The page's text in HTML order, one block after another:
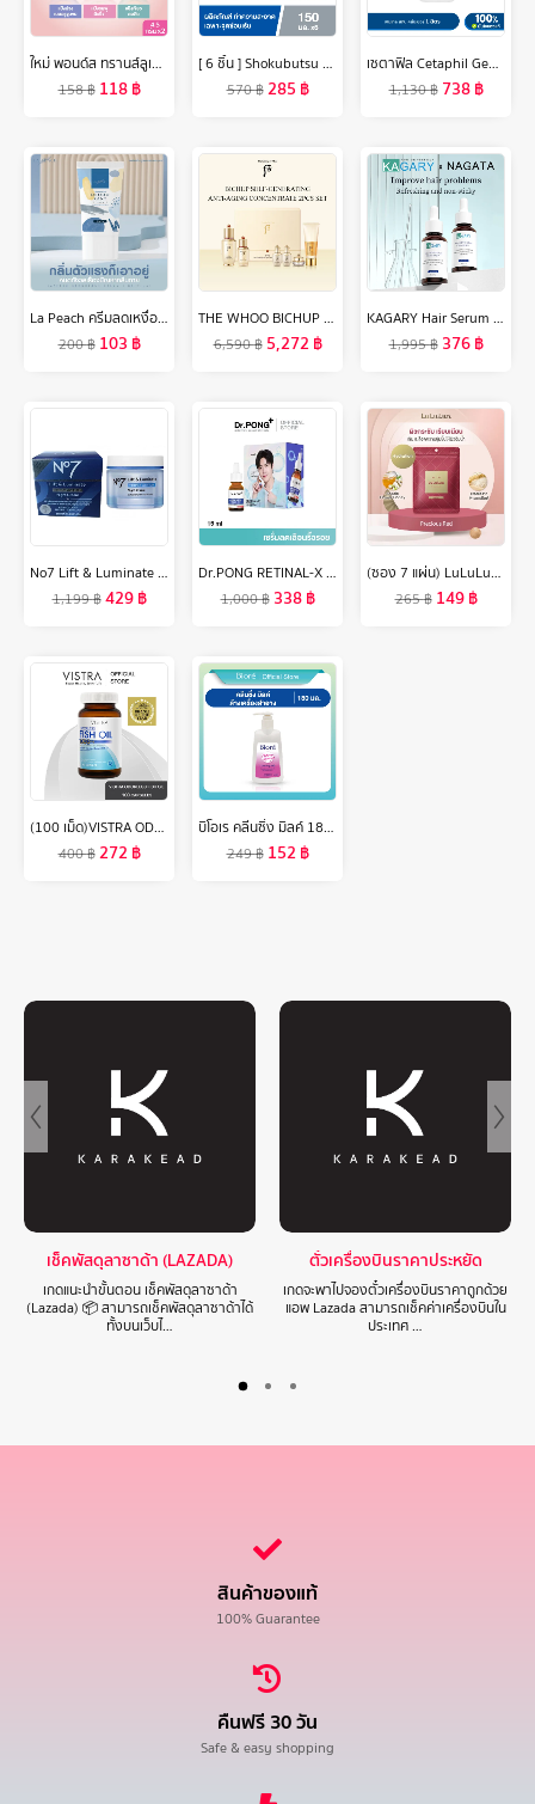
ใหม่ พอนด์ส ทรานส์ลูเซนท์ คอมแพค พาวเดอร์ (แป้งตลับ) แป้งฟิลเตอร์หน้าเป๊ะ คุมมันติดทน 12 ชม. ใช้ได้ทุกสีผิว 4.5ก แพ็คคู่ (เลือกสูตรด้านใน)
158฿ 118฿
[ 6 ชิ้น ] Shokubutsu ผลิตภัณฑ์ทำความสะอาดเฉพาะจุดซ่อนเร้น Feminine Cleansing สูตร Daily Gentle Care Shiso Extract & Aloe Vera 150 มล.
570฿285 ฿
เซตาฟิล Cetaphil Gentle Skin Cleanser เจลทำความสะอาดผิวหน้าและผิวกาย สำหรับผิวบอบบาง แพ้ง่าย และทุกสภาพผิว 1 Litre.
1,130฿ 738฿
La Peach ครีมลดเหงื่อ และระงับกลิ่นกาย กลิ่น Original LaPeach ลาพีช
200฿ 103 ฿
THE WHOO BICHUP ULTIMATE RECOVERY YOUTH SERUM SET
6,590฿ 5,272฿
KAGARY Hair Serum Multi-Peptide Serum For Hair Density 30ml เซรั่ม ลดผมร่วง เพิ่มผมใหม่ บำรุงผม เซรั่มบำรุงผม
1,995฿ 376฿
No7 Lift & Luminate Triple Action Night Cream 50ML นัมเบอร์เซเว่น ลิฟท์ แอนด์ ลูมิเนท ทริปเปิ้ล แอคชั่น ไนท์ ครีม 50มล.
1,199฿429฿
Dr.PONG RETINAL-X TIMELESS ANTI-AGING SERUM เซรั่มลดเลือนริ้วรอย
1,000฿ 338฿
(ซอง 7 แผ่น) LuLuLun Precious Moist Face mask ลูลูลูน แผ่นมาสก์หน้า สูตรผิวกระชับ อ่อนเยาว์ พรีเชียส มอยซ์
265฿ 149฿
(100 เม็ด)VISTRA ODORLESS FISH OIL 1000 MG (BOT- 100 CAPS) วิสทร้า โอเดอร์เลส ฟิชออยด์ 1000 มก. สูตรใหม่ กลิ่นมินต์ (ขวดใหญ่ บรรจุ 100 เม็ด/ขวด)
400฿272฿
บิโอเร คลีนซิ่ง มิลค์ 180 มล Biore Cleansing Milk 180 ml ล้างเครื่องสำอาง
249฿ 152฿
เช็คพัสดุลาซาด้า (LAZADA)
เกดแนะนำขั้นตอน เช็คพัสดุลาซาด้า
(Lazada) 📦 สามารถเช็คพัสดุลาซาด้าได้
ทั้งบนเว็บไ…
ตั๋วเครื่องบินราคาประหยัด
เกดจะพาไปจองตั๋วเครื่องบินราคาถูกด้วย
แอพ Lazada สามารถเช็คค่าเครื่องบินใน
ประเทศ …
สินค้าของแท้
100% Guarantee
คืนฟรี 30 วัน
Safe & easy shopping